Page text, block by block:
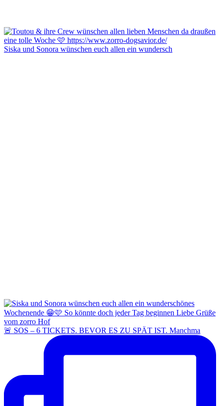
Siska und Sonora wünschen euch allen ein wundersch
🚨 SOS – 6 TICKETS. BEVOR ES ZU SPÄT IST. Manchma